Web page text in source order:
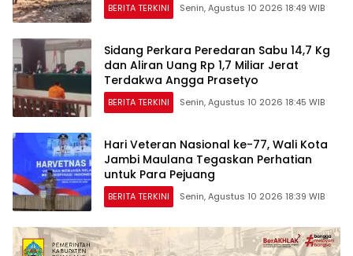
BERITA TERKINI Senin, Agustus 10 2026 18:49 WIB
Sidang Perkara Peredaran Sabu 14,7 Kg
dan Aliran Uang Rp 1,7 Miliar Jerat
Terdakwa Angga Prasetyo
BERITA TERKINI Senin, Agustus 10 2026 18:45 WIB
Hari Veteran Nasional ke-77, Wali Kota
Jambi Maulana Tegaskan Perhatian
untuk Para Pejuang
BERITA TERKINI Senin, Agustus 10 2026 18:39 WIB